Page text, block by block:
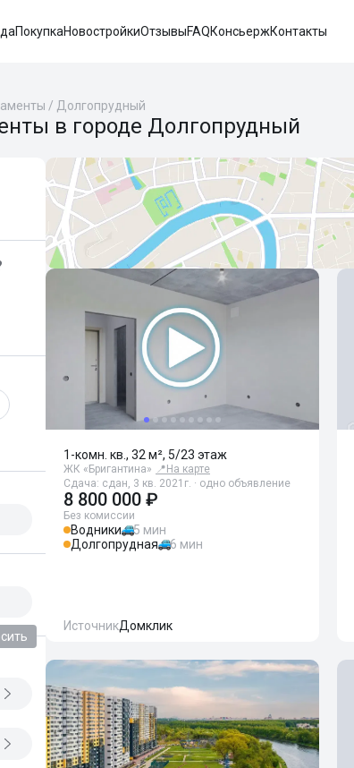
ПокупкаНовостройкиОтзывыFAQКонсьержКонтакты
/ Долгопрудный
в городе Долгопрудный
1-комн. кв., 32 м², 5/23 этаж
ЖК «Бригантина» 📍 На карте
Сдача: сдан, 3 кв. 2021г. · одно объявление
8 800 000 ₽
Без комиссии
Водники
5 мин
Долгопрудная
6 мин
ИсточникДомклик